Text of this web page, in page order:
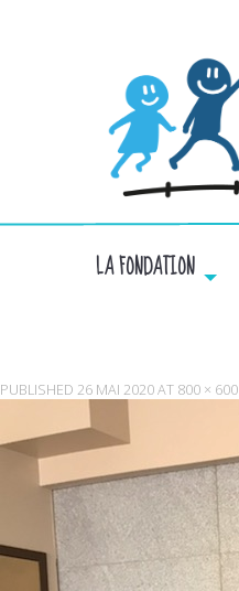
LA FONDATION
PUBLISHED 26 MAI 2020AT 800 × 600